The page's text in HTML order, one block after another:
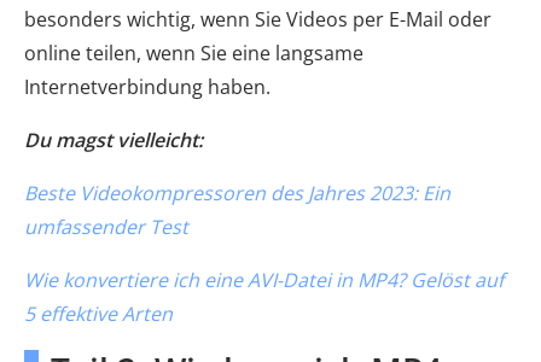
besonders wichtig, wenn Sie Videos per E-Mail oder
online teilen, wenn Sie eine langsame
Internetverbindung haben.
Du magst vielleicht:
Beste Videokompressoren des Jahres 2023: Ein
umfassender Test
Wie konvertiere ich eine AVI-Datei in MP4? Gelöst auf
5 effektive Arten